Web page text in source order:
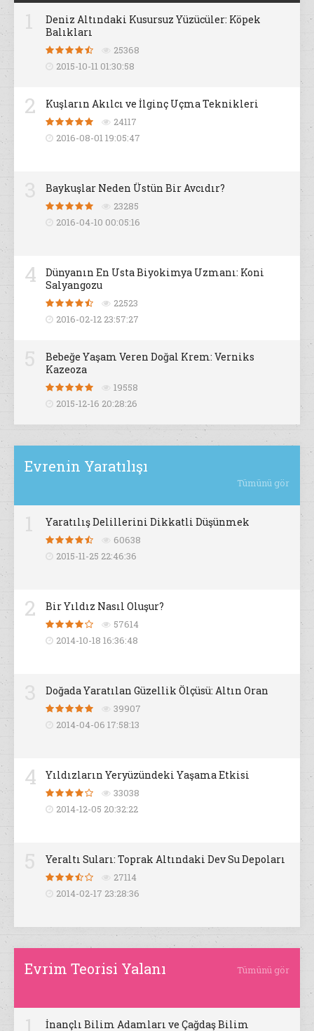
Deniz Altındaki Kusursuz Yüzücüler: Köpek
Balıkları
25368
2015-10-11 01:30:58
2 Kuşların Akılcı ve İlginç Uçma Teknikleri
24117
2016-08-01 19:05:47
Baykuşlar Neden Üstün Bir Avcıdır?
23285
2016-04-10 00:05:16
4
Dünyanın En Usta Biyokimya Uzmanı: Koni
Salyangozu
22523
2016-02-12 23:57:27
Bebeğe Yaşam Veren Doğal Krem: Verniks
Kazeoza
19558
2015-12-16 20:28:26
Evrenin Yaratılışı
Tümünü gör
Yaratılış Delillerini Dikkatli Düşünmek
60638
2015-11-25 22:46:36
2 Bir Yıldız Nasıl Oluşur?
57614
2014-10-18 16:36:48
Doğada Yaratılan Güzellik Ölçüsü: Altın Oran
39907
2014-04-06 17:58:13
4 Yıldızların Yeryüzündeki Yaşama Etkisi
33038
2014-12-05 20:32:22
Yeraltı Suları: Toprak Altındaki Dev Su Depoları
27114
2014-02-17 23:28:36
Evrim Teorisi Yalanı Tümünü gör
İnançlı Bilim Adamları ve Çağdaş Bilim